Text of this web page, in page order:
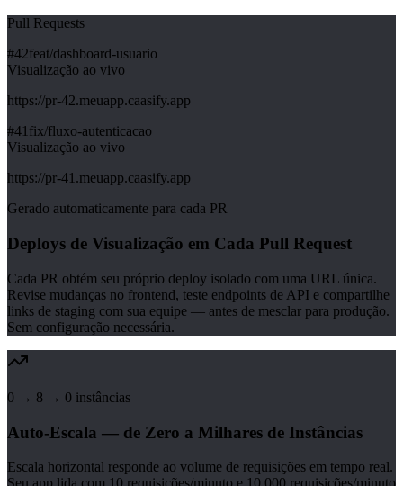
Pull Requests
#42feat/dashboard-usuario
Visualização ao vivo
https://pr-42.meuapp.caasify.app
#41 fix/fluxo-autenticacao
Visualização ao vivo
https://pr-41.meuapp.caasify.app
Gerado automaticamente para cada PR
Deploys de Visualização em Cada Pull Request
Cada PR obtém seu próprio deploy isolado com uma URL única.
Revise mudanças no frontend, teste endpoints de API e compartilhe
links de staging com sua equipe — antes de mesclar para produção.
Sem configuração necessária.
0 → 8 → 0 instâncias
Auto-Escala — de Zero a Milhares de Instâncias
Escala horizontal responde ao volume de requisições em tempo real.